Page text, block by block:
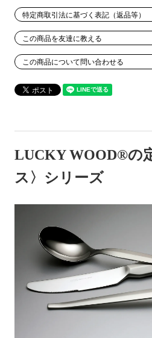
特定商取引法に基づく表記（返品等）
この商品を友達に教える
この商品について問い合わせる
LUCKY WOOD®の
ス〉シリーズ